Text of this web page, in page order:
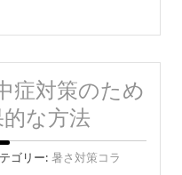
症対策のため
な方法
ゴリー: 暑さ対策コラ